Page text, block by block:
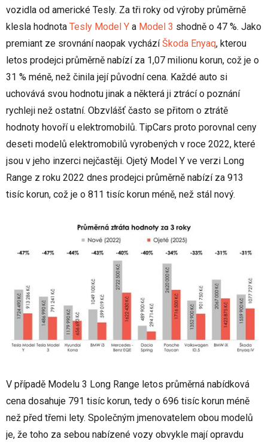
vozidla od americké Tesly. Za tři roky od výroby průměrně
klesla hodnota Tesly Model Y a Model 3 shodně o 47 %. Jako
premiant ze srovnání naopak vycházíŠkoda Enyaq, kterou
letos prodejci průměrně nabízí za 1,07 milionu korun, což je o
31 % méně, než činila její původní cena. Každé auto si
uchovává svou hodnotu jinak a některá ji ztrácí o poznání
rychleji než ostatní. Obzvlášť často se přitom o ztrátě
hodnoty hovoří u elektromobilů. TipCars proto porovnal ceny
deseti modelů elektromobilů vyrobených v roce 2022, které
jsou v jeho inzerci nejčastěji. Ojetý Model Y ve verzi Long
Range z roku 2022 dnes prodejci průměrně nabízí za 913
tisíc korun, což je o 811 tisíc korun méně, než stál nový.
V případě Modelu 3 Long Range letos průměrná nabídková
cena dosahuje 791 tisíc korun, tedy o 696 tisíc korun méně
než před třemi lety. Společným jmenovatelem obou modelů
je, že toho za sebou nabízené vozy obvykle mají opravdu